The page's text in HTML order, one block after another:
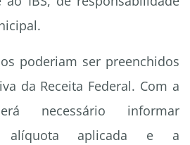
poderiam ser preenchidos
da Receita Federal. Com a
necessário informar
alíquota aplicada e a